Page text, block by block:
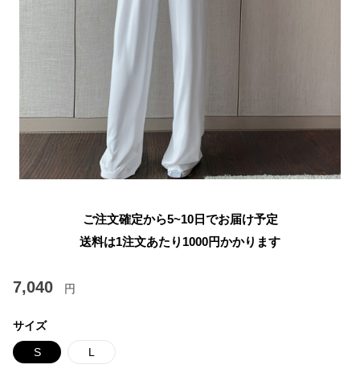
ご注文確定から5~10日でお届け予定
送料は1注文あたり 1000円かかります
7,040 円
サイズ
S L